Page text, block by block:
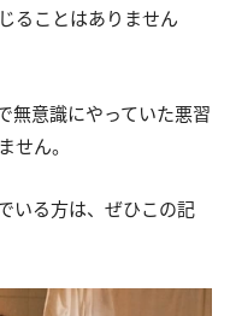
ることはありません
無意識にやっていた悪習
せん。
いる方は、ぜひこの記